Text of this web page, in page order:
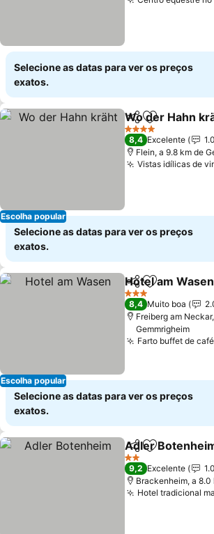
Selecione as datas para ver os preços
exatos.
Escolha popular
PartilharAdicionar
Wo der Hahn
4 Estrelas
8,4 Excelente
Flein, a 9.8 km de
Vistas idílicas de
Selecione as datas para ver os preços
exatos.
Escolha popular
PartilharAdicionar
Hotel am Wasen
3 Estrelas
8,4 Muito boa
Freiberg am
Gemmrigheim
Farto buffet de
Selecione as datas para ver os preços
exatos.
PartilharAdicionar
Adler
2 Estrelas
9,2 Excelente
Brackenheim, a 8.0
Hotel tradicional